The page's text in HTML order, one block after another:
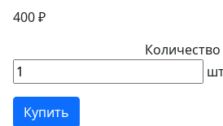
400 ₽
Количество
Купить